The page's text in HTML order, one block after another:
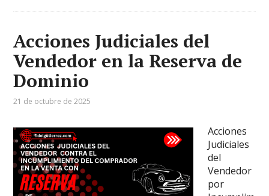
Acciones Judiciales del
Vendedor en la Reserva de
Dominio
21 de octubre de 2025
Acciones
Judiciales
del
Vendedor
por